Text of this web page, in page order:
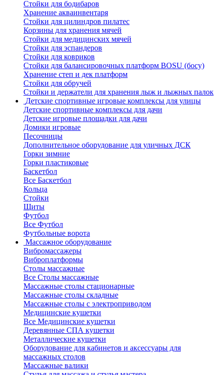
Стойки для бодибаров
Хранение акваинвентаря
Стойки для цилиндров пилатес
Корзины для хранения мячей
Стойки для медицинских мячей
Стойки для эспандеров
Стойки для ковриков
Стойки для балансировочных платформ BOSU (босу)
Хранение степ и дек платформ
Стойки для обручей
Стойки и держатели для хранения лыж и лыжных палок
Детские спортивные игровые комплексы для улицы
Детские спортивные комплексы для дачи
Детские игровые площадки для дачи
Домики игровые
Песочницы
Дополнительное оборудование для уличных ДСК
Горки зимние
Горки пластиковые
Баскетбол
Все Баскетбол
Кольца
Стойки
Щиты
Футбол
Все Футбол
Футбольные ворота
Массажное оборудование
Вибромассажеры
Виброплатформы
Столы массажные
Все Столы массажные
Массажные столы стационарные
Массажные столы складные
Массажные столы с электроприводом
Медицинские кушетки
Все Медицинские кушетки
Деревянные СПА кушетки
Металлические кушетки
Оборудование для кабинетов и аксессуары для
массажных столов
Массажные валики